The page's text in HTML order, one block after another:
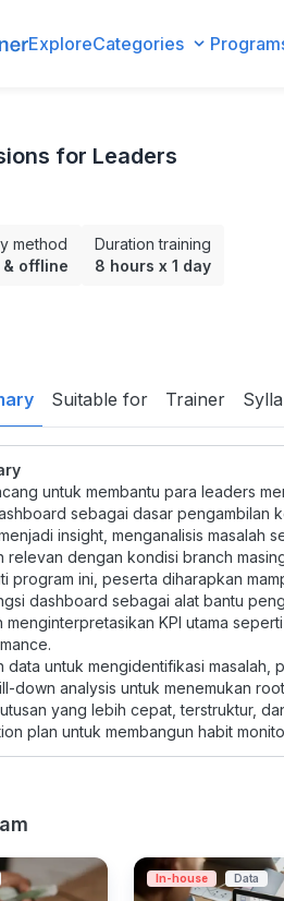
ExploreCategories
for Leaders
method
& offline
Duration training
8 hours x 1 day
Suitable for Trainer
untuk membantu para leaders
sebagai dasar pengambilan
insight, menganalisis masalah
relevan dengan kondisi branch
program ini, peserta diharapkan
dashboard sebagai alat bantu
menginterpretasikan KPI utama
data untuk mengidentifikasi masalah,
down analysis untuk menemukan
yang lebih cepat, terstruktur,
plan untuk membangun habit
In-house Data